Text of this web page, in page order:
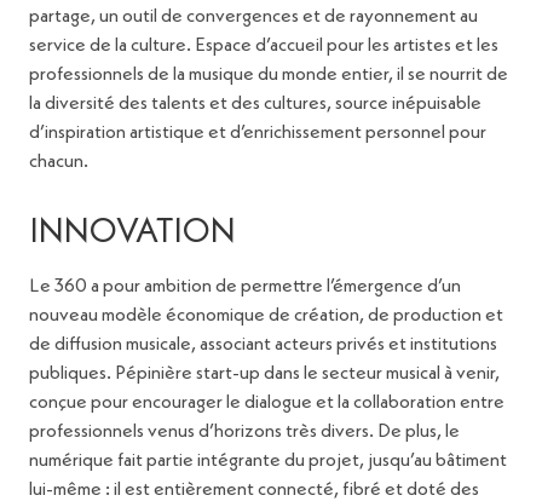
partage, un outil de convergences et de rayonnement au
service de la culture. Espace d’accueil pour les artistes et les
professionnels de la musique du monde entier, il se nourrit de
la diversité des talents et des cultures, source inépuisable
d’inspiration artistique et d’enrichissement personnel pour
chacun.
INNOVATION
Le 360 a pour ambition de permettre l’émergence d’un
nouveau modèle économique de création, de production et
de diffusion musicale, associant acteurs privés et institutions
publiques. Pépinière start-up dans le secteur musical à venir,
conçue pour encourager le dialogue et la collaboration entre
professionnels venus d’horizons très divers. De plus, le
numérique fait partie intégrante du projet, jusqu’au bâtiment
lui-même : il est entièrement connecté, fibré et doté des